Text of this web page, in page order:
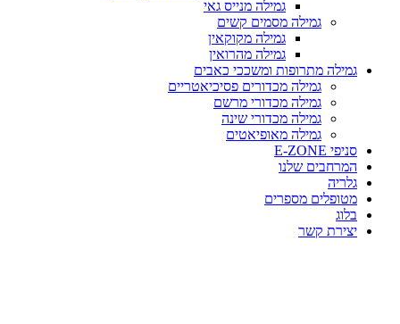
גמילה מנייס גאי
גמילה מסמים קשים
גמילה מקוקאין
גמילה מהרואין
גמילה מתרופות ומשככי כאבים
גמילה מכדורים פסיכיאטריים
גמילה מכדורי מרשם
גמילה מכדורי שינה
גמילה מאופיאטים
סניפי E-ZONE
המרחבים שלנו
גלריה
מטופלים מספרים
בלוג
יצירת קשר